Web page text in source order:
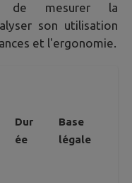
de mesurer la
son utilisation
et l'ergonomie.
Dur
ée
Base
légale